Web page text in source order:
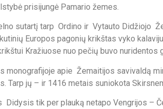
prisijungė Pamario žemes.
sutartį tarp Ordino ir Vytauto Didžiojo
Europos pagonių krikštas vyko
Kražiuose nuo pečių buvo nuridentos
monografijoje apie Žemaitijos savivaldą
Tarp jų – ir 1416 metais suniokota
Didysis tik per plauką netapo Vengrijos –